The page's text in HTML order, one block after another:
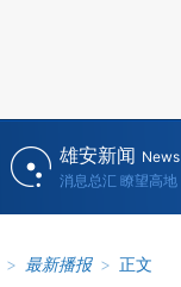
雄安新闻 News
消息总汇 瞭望高地
> 最新播报 > 正文